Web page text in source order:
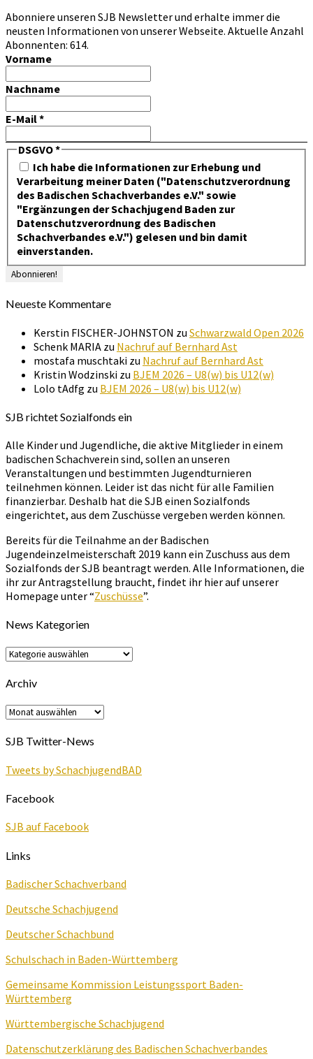
Abonniere unseren SJB Newsletter und erhalte immer die
neusten Informationen von unserer Webseite. Aktuelle Anzahl
Abonnenten: 614.
Vorname
Nachname
E-Mail*
DSGVO*
Ich habe die Informationen zur Erhebung und
Verarbeitung meiner Daten ("Datenschutzverordnung
des Badischen Schachverbandes e.V." sowie
"Ergänzungen der Schachjugend Baden zur
Datenschutzverordnung des Badischen
Schachverbandes e.V.") gelesen und bin damit
einverstanden.
Neueste Kommentare
Kerstin FISCHER-JOHNSTON zu Schwarzwald Open 2026
Schenk MARIA zu Nachruf auf Bernhard Ast
mostafa muschtaki zu Nachruf auf Bernhard Ast
Kristin Wodzinski zu BJEM 2026 – U8(w) bis U12(w)
Lolo tAdfg zu BJEM 2026 – U8(w) bis U12(w)
SJB richtet Sozialfonds ein
Alle Kinder und Jugendliche, die aktive Mitglieder in einem
badischen Schachverein sind, sollen an unseren
Veranstaltungen und bestimmten Jugendturnieren
teilnehmen können. Leider ist das nicht für alle Familien
finanzierbar. Deshalb hat die SJB einen Sozialfonds
eingerichtet, aus dem Zuschüsse vergeben werden können.
Bereits für die Teilnahme an der Badischen
Jugendeinzelmeisterschaft 2019 kann ein Zuschuss aus dem
Sozialfonds der SJB beantragt werden. Alle Informationen, die
ihr zur Antragstellung braucht, findet ihr hier auf unserer
Homepage unter “Zuschüsse”.
News Kategorien
News
Kategorien
Archiv
Archiv
SJB Twitter-News
Tweets by SchachjugendBAD
Facebook
SJB auf Facebook
Links
Badischer Schachverband
Deutsche Schachjugend
Deutscher Schachbund
Schulschach in Baden-Württemberg
Gemeinsame Kommission Leistungssport Baden-
Württemberg
Württembergische Schachjugend
Datenschutzerklärung des Badischen Schachverbandes